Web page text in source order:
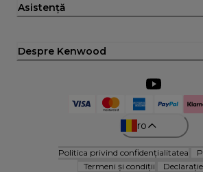
Asistență
Despre Kenwood
ro
Politica privind confidențialitatea
Termeni și condiții